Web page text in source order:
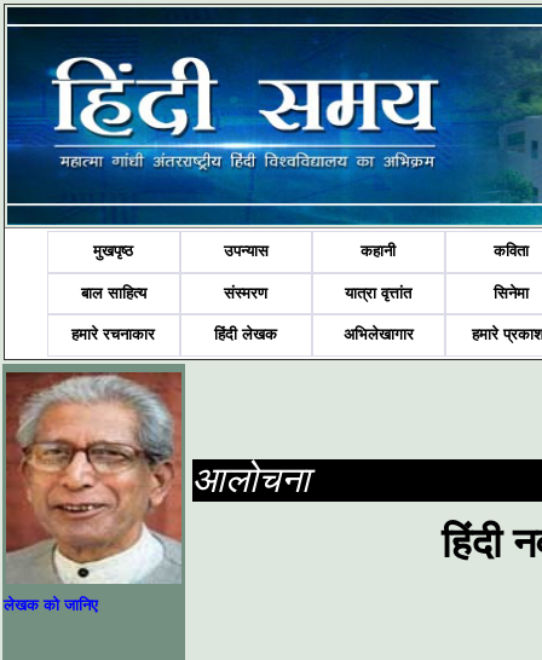
मुखपृष्ठ उपन्यास कहानी कविता
बाल साहित्य संस्मरण यात्रा वृत्तांत सिनेमा
हमारे रचनाकार हिंदी लेखक अभिलेखागार हमारे
लेखक को जानिए
आलोचना
हिंदी